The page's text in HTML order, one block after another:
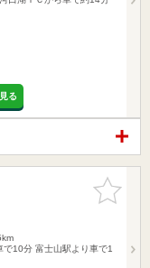
る
お気に入
りに追加
10分 富士山駅より車で1